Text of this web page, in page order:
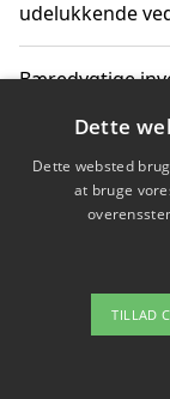
udelukkende
Bæredygtige
Sådan kan
grønne
Dette
Dette websted
at bruge
TILLAD